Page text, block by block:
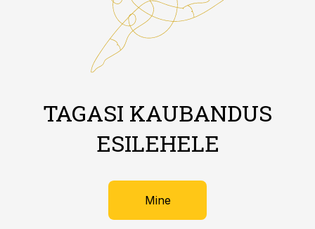
TAGASI KAUBANDUS
ESILEHELE
Mine